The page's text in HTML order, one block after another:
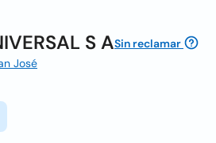
S ASin reclamar
José